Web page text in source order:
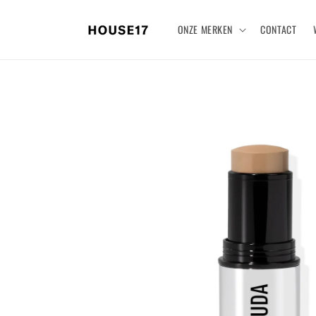
ONZE MERKEN CONTACT